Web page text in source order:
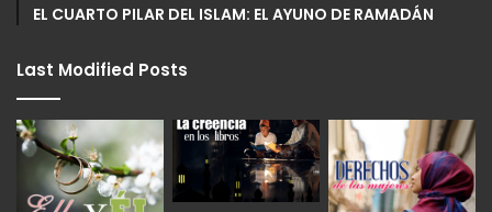
EL CUARTO PILAR DEL ISLAM: EL AYUNO DE RAMADÁN
Last Modified Posts